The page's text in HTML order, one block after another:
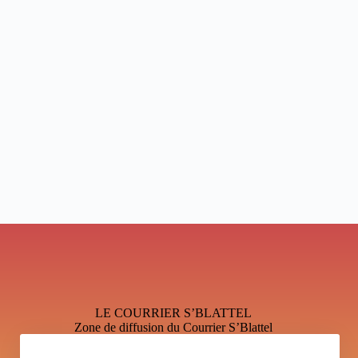
LE COURRIER S’BLATTEL
Zone de diffusion du Courrier S’Blattel